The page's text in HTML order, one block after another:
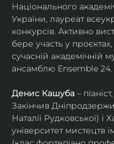
Національного
України, лауреат
конкурсів. Активно
бере участь у
сучасній академічній
ансамблю Ensemble 24.
Денис Кашуба –
Закінчив
Наталії Рудковської) і
університет мистецтв